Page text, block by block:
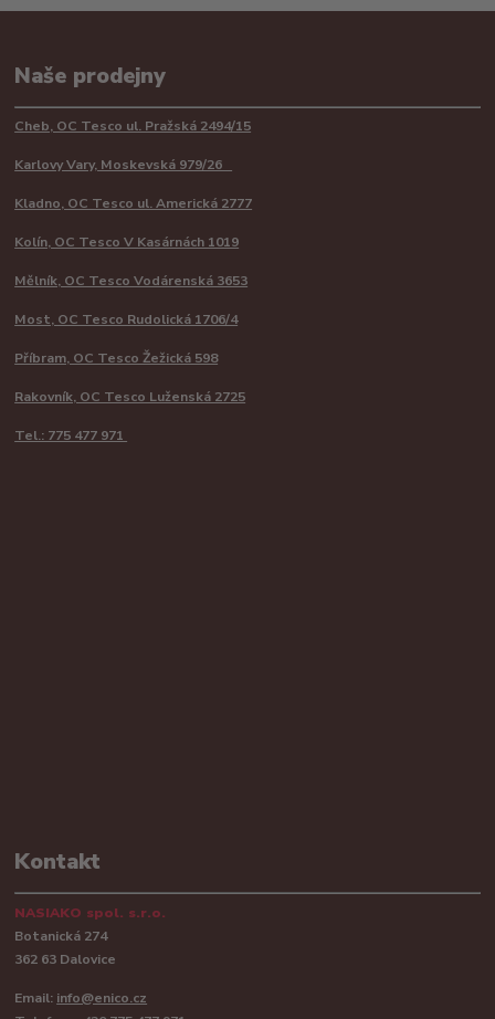
Naše prodejny
Cheb, OC Tesco ul. Pražská 2494/15
Karlovy Vary, Moskevská 979/26
Kladno, OC Tesco ul. Americká 2777
Kolín, OC Tesco V Kasárnách 1019
Mělník, OC Tesco Vodárenská 3653
Most, OC Tesco Rudolická 1706/4
Příbram, OC Tesco Žežická 598
Rakovník, OC Tesco Luženská 2725
Tel.: 775 477 971
Kontakt
NASIAKO spol. s.r.o.
Botanická 274
362 63 Dalovice
Email: info@enico.cz